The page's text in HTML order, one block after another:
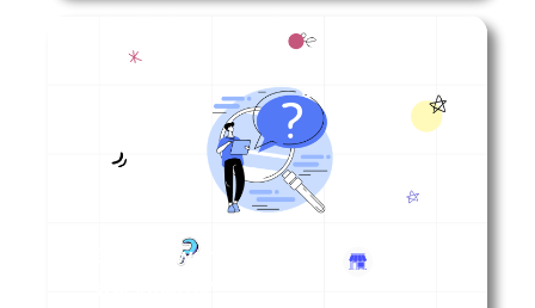
Gdzie otworzyć sklep